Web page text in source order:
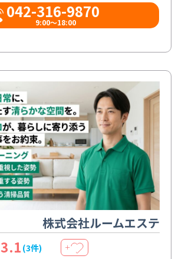
042-316-9870
9:00〜18:00
株式会社ルームエステ
3.1 (3件) ＋